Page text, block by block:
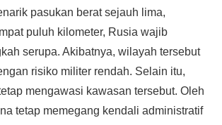
pasukan berat sejauh lima,
puluh kilometer, Rusia wajib
serupa. Akibatnya, wilayah tersebut
risiko militer rendah. Selain itu,
mengawasi kawasan tersebut. Oleh
tetap memegang kendali administratif